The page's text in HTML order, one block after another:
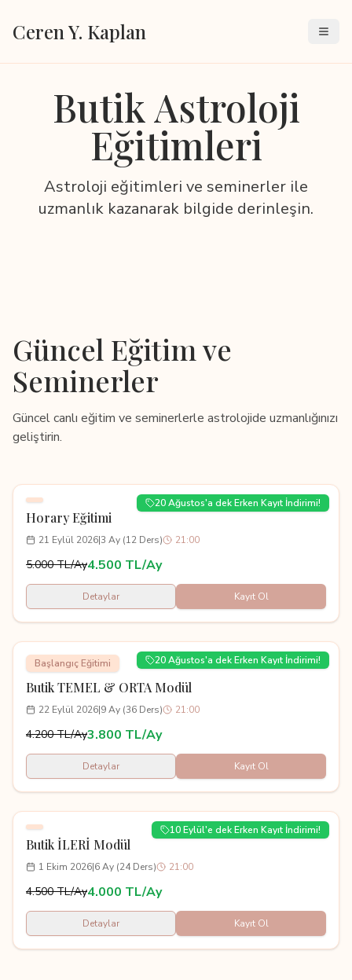
Ceren Y. Kaplan
Butik Astroloji
Eğitimleri
Astroloji eğitimleri ve seminerler ile
uzmanlık kazanarak bilgide derinleşin.
Güncel Eğitim ve
Seminerler
Güncel canlı eğitim ve seminerlerle astrolojide uzmanlığınızı
geliştirin.
20 Ağustos'a dek Erken Kayıt İndirimi!
Horary Eğitimi
21 Eylül 2026|3 Ay (12 Ders) 21:00
5.000 TL/Ay4.500 TL/Ay
Detaylar Kayıt Ol
20 Ağustos'a dek Erken Kayıt İndirimi!
Başlangıç Eğitimi
Butik TEMEL & ORTA Modül
22 Eylül 2026|9 Ay (36 Ders) 21:00
4.200 TL/Ay3.800 TL/Ay
Detaylar Kayıt Ol
10 Eylül'e dek Erken Kayıt İndirimi!
Butik İLERİ Modül
1 Ekim 2026|6 Ay (24 Ders) 21:00
4.500 TL/Ay4.000 TL/Ay
Detaylar Kayıt Ol